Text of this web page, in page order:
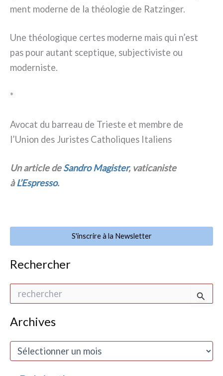
ment moder­ne de la théo­lo­gie de Ratzinger.
Une théo­lo­gi­que cer­tes moder­ne mais qui n’est
pas pour autant scep­ti­que, sub­jec­ti­vi­ste ou
moder­ni­ste.
*
Avocat du bar­reau de Trieste et mem­bre de
l’Union des Juristes Catholiques Italiens
Un arti­cle deSandro Magister, vati­ca­ni­ste
àL’Espresso.
S'inscrire à la Newsletter
Rechercher
h
e
h
Archives
A